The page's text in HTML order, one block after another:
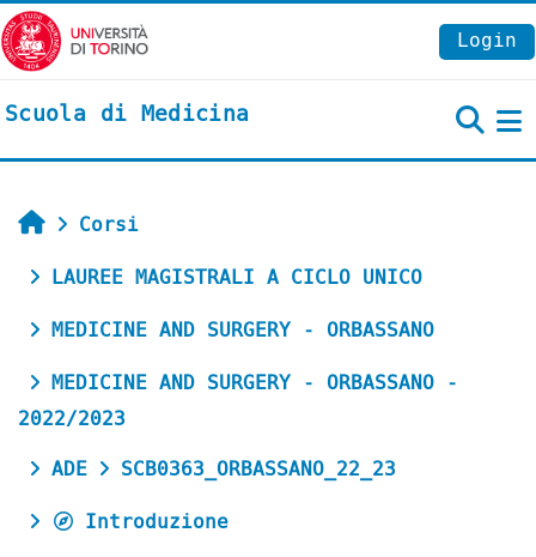
Vai al contenuto principale
Login
Scuola di Medicina
Home
Corsi
LAUREE MAGISTRALI A CICLO UNICO
MEDICINE AND SURGERY - ORBASSANO
MEDICINE AND SURGERY - ORBASSANO -
2022/2023
ADE
SCB0363_ORBASSANO_22_23
Introduzione